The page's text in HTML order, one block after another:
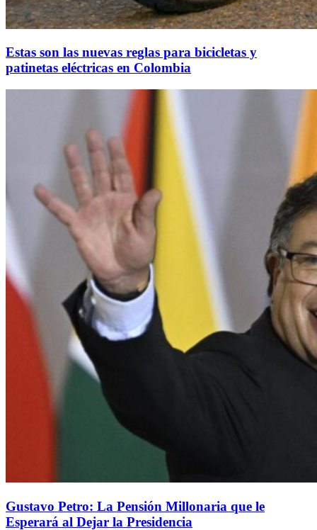
Estas son las nuevas reglas para bicicletas y
patinetas eléctricas en Colombia
Gustavo Petro: La Pensión Millonaria que le
Esperará al Dejar la Presidencia